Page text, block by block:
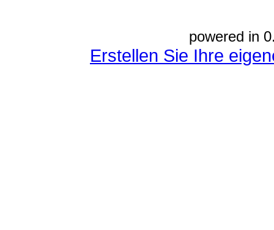
powered in
Erstellen Sie Ihre